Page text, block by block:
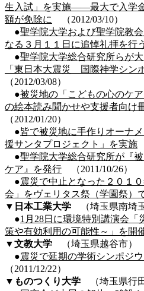
生入試」を実施――最大で入学
額が免除に
（2012/03/10）
●聖学院大学および聖学院教
なる３月１１日に追悼礼拝を行う
●聖学院大学総合研究所らが
「東日本大震災 国際神学シン
（2012/03/08）
●被災地の「こどもの心のケ
の絵本読み聞かせや支援者向け
（2012/01/20）
●皆で被災地に手作りオーナ
援サンタプロジェクト」を実施
●聖学院大学総合研究所が『
ケア』を発行 （2011/10/26）
●震災で中止となった２０１
会」をヴェリタス祭（学園祭）
▼ 日本工業大学 （埼玉県南埼玉
●1月28日に環境特別講演会「
策や有効利用の可能性～」を開
▼文教大学 （埼玉県越谷市）
●震災で延期の学術シンポジ
（2011/12/22）
▼ものつくり大学 （埼玉県行田